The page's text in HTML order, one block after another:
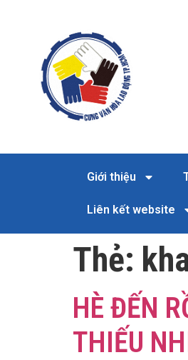
Giới thiệu
Liên kết website
Thẻ:
HÈ ĐẾN
THIẾU